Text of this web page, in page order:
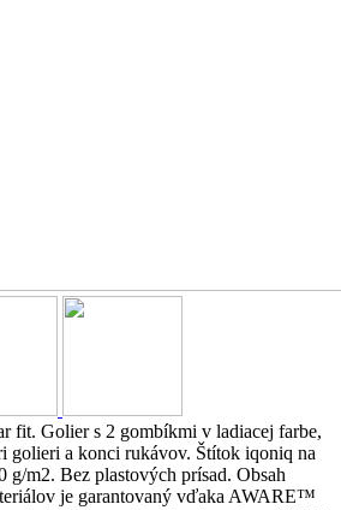
fit. Golier s 2 gombíkmi v ladiacej farbe,
golieri a konci rukávov. Štítok iqoniq na
g/m2. Bez plastových prísad. Obsah
je garantovaný vďaka AWARE™